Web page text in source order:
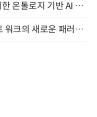
모든 업무 담당자(비개발자)를 위한 온톨로지 기반 AI 지식체계 설계 1-day 워크숍 8월 20일 개최
“AI와 함께 일하는 시대 ” - 스마트 워크의 새로운 패러다임 (9/11)